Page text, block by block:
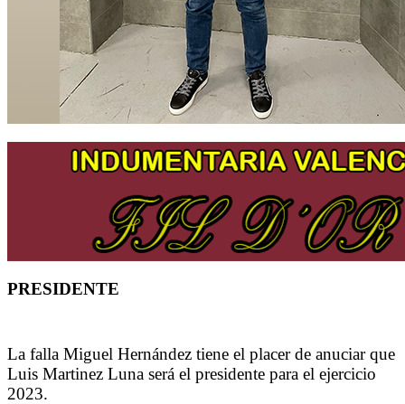
PRESIDENTE
La falla Miguel Hernández tiene el placer de anuciar que
Luis Martinez Luna será el presidente para el ejercicio
2023.